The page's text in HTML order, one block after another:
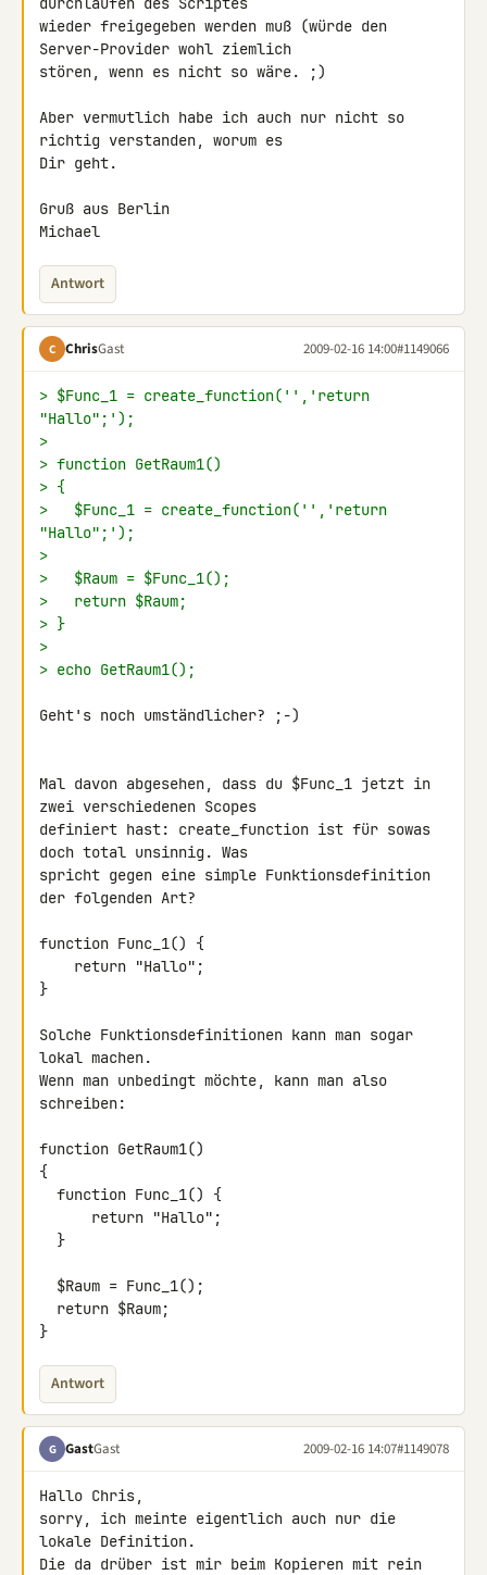
wieder freigegeben werden muß (würde den
Server-Provider wohl ziemlich
stören, wenn es nicht so wäre. ;)
Aber vermutlich habe ich auch nur nicht so
richtig verstanden, worum es
Dir geht.
Gruß aus Berlin
Michael
Antwort
C ChrisGast 2009-02-16 14:00#1149066
> $Func_1 = create_function('','return
"Hallo";');
>
> function GetRaum1()
> {
>   $Func_1 = create_function('','return
"Hallo";');
>
>   $Raum = $Func_1();
>   return $Raum;
> }
>
> echo GetRaum1();
Geht's noch umständlicher? ;-)
Mal davon abgesehen, dass du $Func_1 jetzt in
zwei verschiedenen Scopes
definiert hast: create_function ist für sowas
doch total unsinnig. Was
spricht gegen eine simple Funktionsdefinition
der folgenden Art?
function Func_1() {
}
Solche Funktionsdefinitionen kann man sogar
lokal machen.
Wenn man unbedingt möchte, kann man also
schreiben:
function GetRaum1()
{
}
Antwort
G GastGast 2009-02-16 14:07#1149078
Hallo Chris,
sorry, ich meinte eigentlich auch nur die
lokale Definition.
Die da drüber ist mir beim Kopieren mit rein